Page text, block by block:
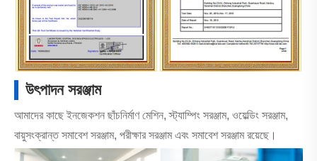
উৎপাদন সরঞ্জাম
আমাদের কাছে ইনজেকশন ছাঁচনির্মাণ মেশিন, স্ট্যাম্পিং সরঞ্জাম, ওয়েল্ডিং সরঞ্জাম,
বায়ুসংক্রান্ত সমাবেশ সরঞ্জাম, পরীক্ষার সরঞ্জাম এবং সমাবেশ সরঞ্জাম রয়েছে।